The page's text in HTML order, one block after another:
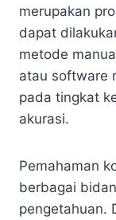
merupakan
dapat
metode
atau software
pada tingkat
akurasi.
Pemahaman
berbagai
pengetahuan.